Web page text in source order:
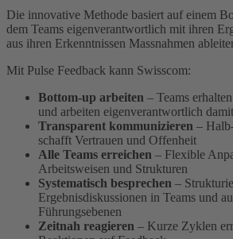
Die innovative Methode basiert auf einem
dem Teams eigenverantwortlich mit ihren
aus ihren Erkenntnissen Massnahmen
Mit Pulse Feedback kann Swisscom:
Bottom-up arbeiten – Teams
und arbeiten eigenverantwortlich damit
Transparent kommunizieren –
schafft Vertrauen und Offenheit
Alle Teams erreichen – Flexible
Arbeitsweisen und Strukturen
Systematisch besprechen –
Ergebnisdiskussionen in Teams und
Führungsebenen
Zeitnah reagieren – Kurze Zyklen